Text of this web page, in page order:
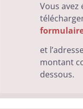
Vous avez
et
montant
dessous.